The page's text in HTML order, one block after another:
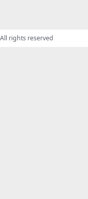
rights reserved